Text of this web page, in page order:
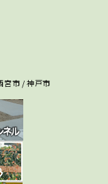
宮市 / 神戸市